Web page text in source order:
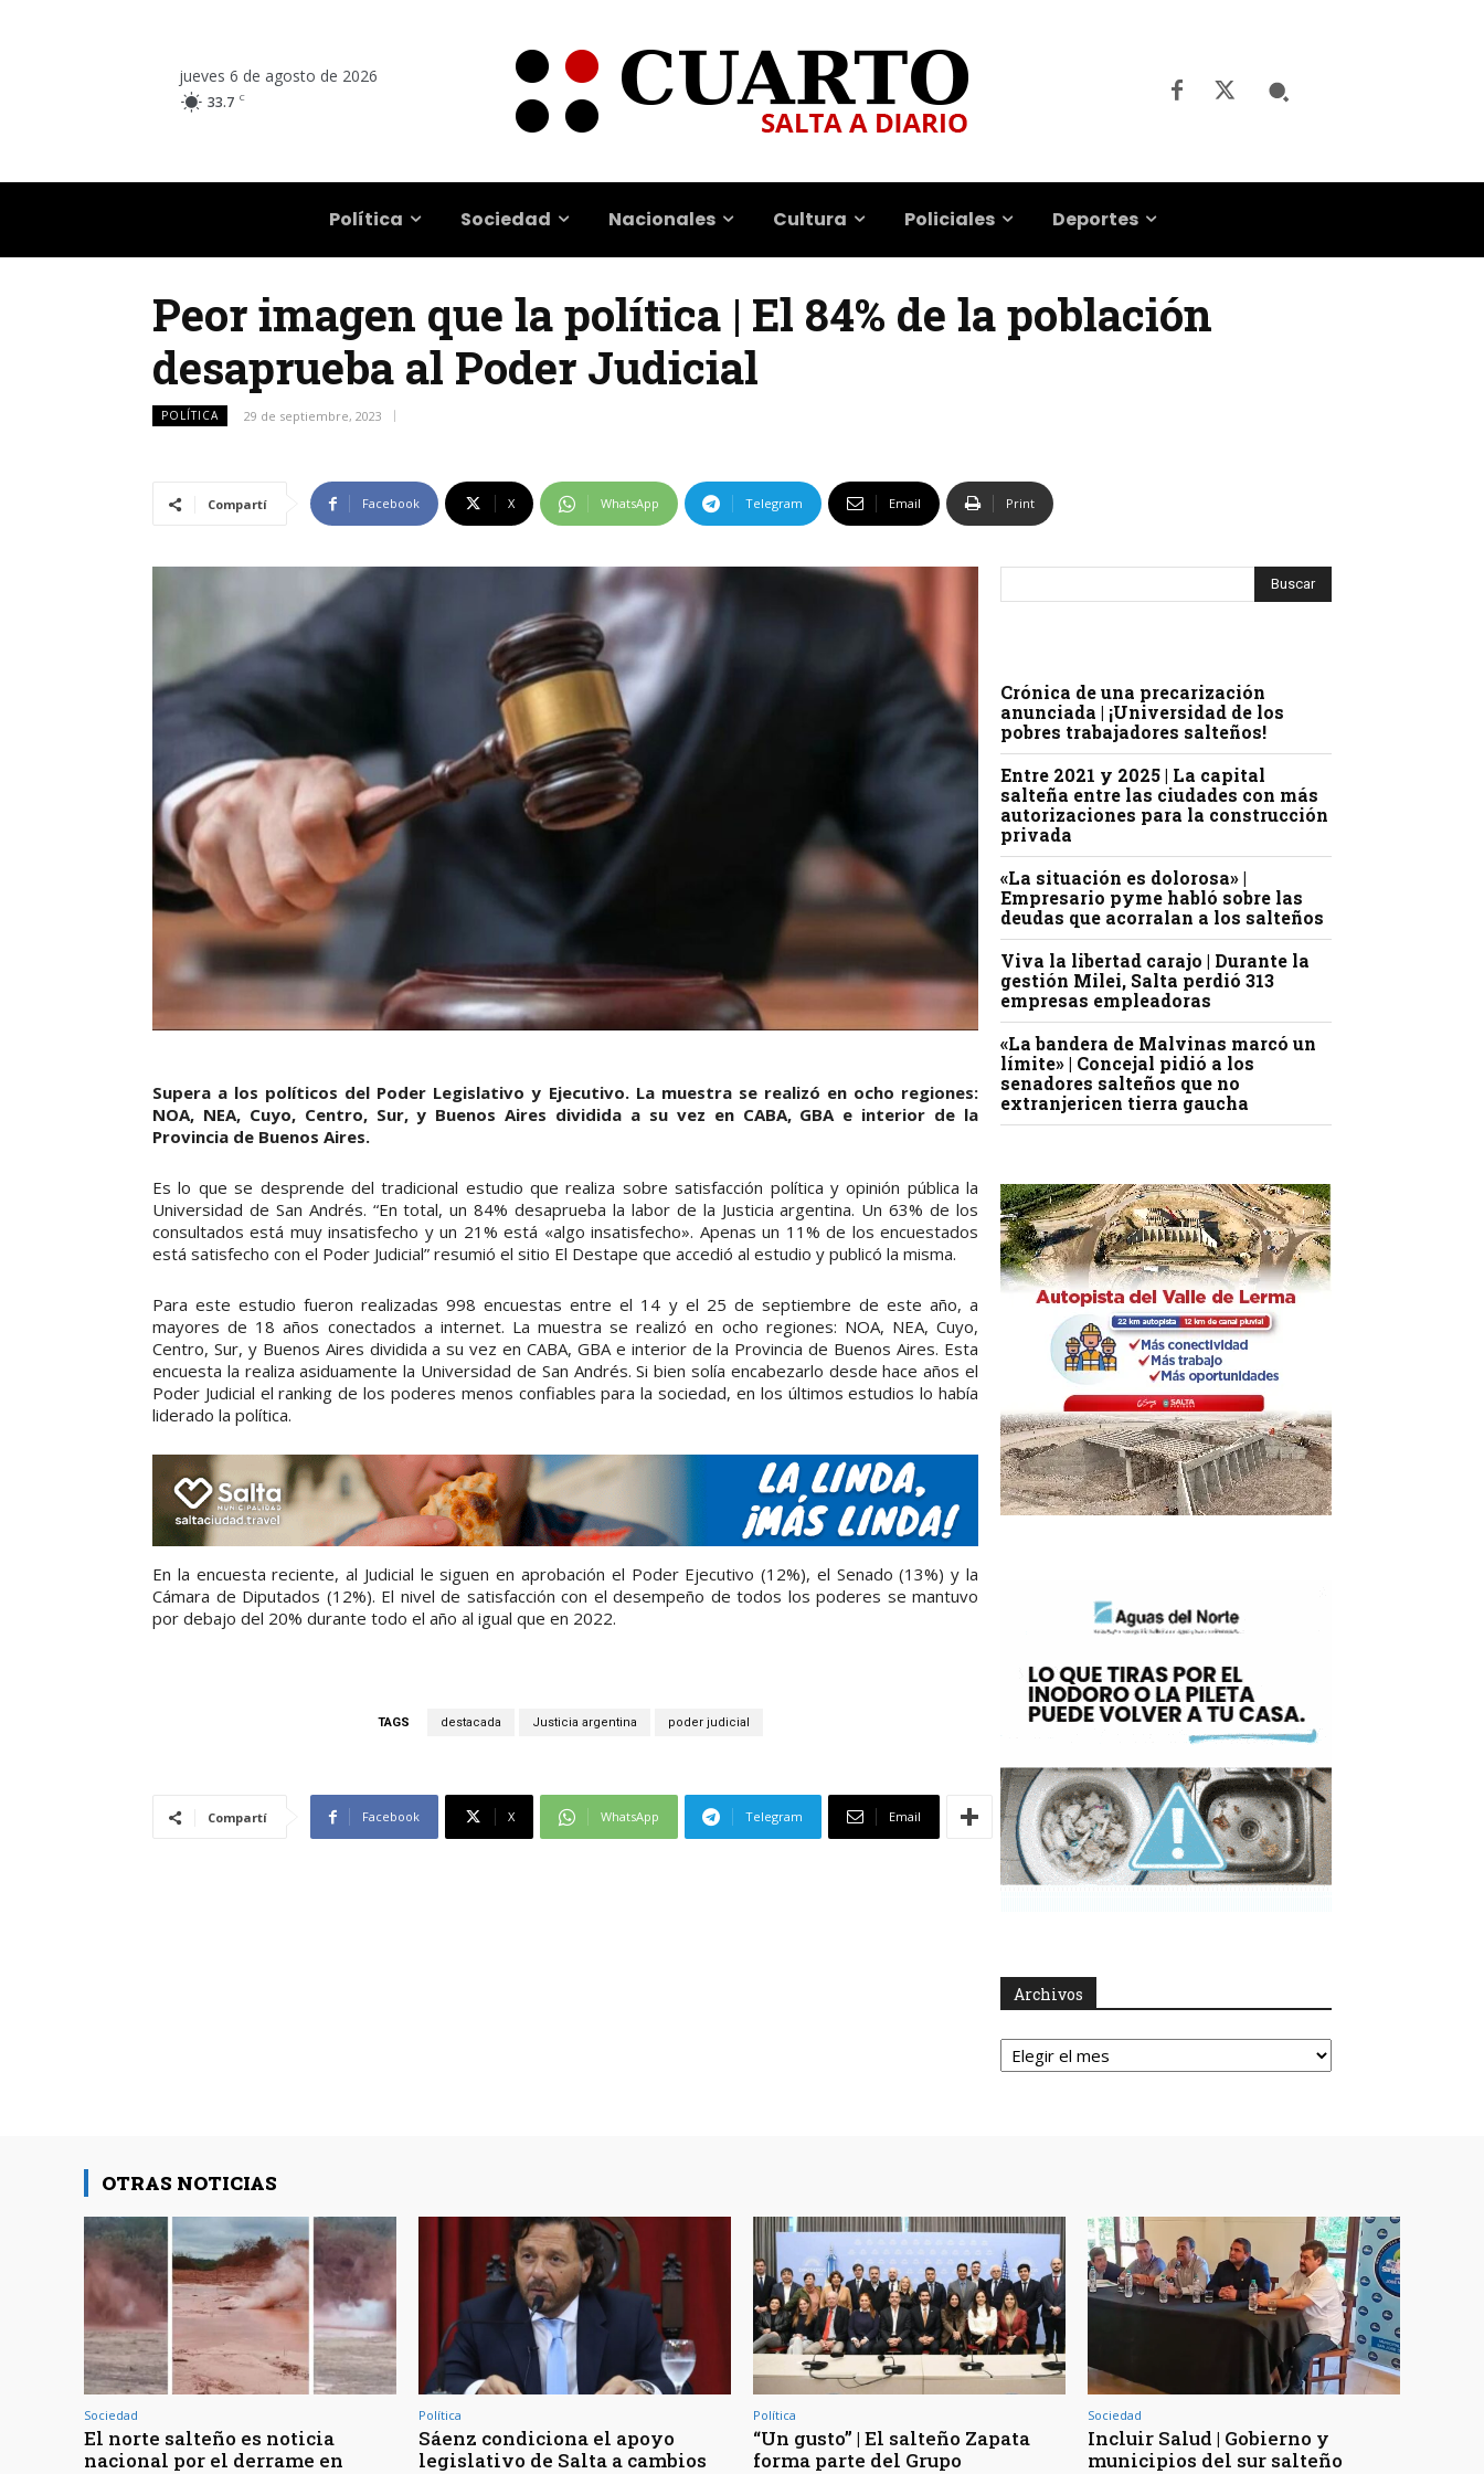
jueves 6 de agosto de 2026
33.7 C
Política Sociedad Nacionales Cultura Policiales Deportes
Peor imagen que la política | El 84% de la población
desaprueba al Poder Judicial
POLÍTICA 29 de septiembre, 2023
Compartí Facebook X WhatsApp Telegram Email Print
Supera a los políticos del Poder Legislativo y Ejecutivo. La muestra se realizó en ocho regiones:
NOA, NEA, Cuyo, Centro, Sur, y Buenos Aires dividida a su vez en CABA, GBA e interior de la
Provincia de Buenos Aires.
Es lo que se desprende del tradicional estudio que realiza sobre satisfacción política y opinión pública la
Universidad de San Andrés. “En total, un 84% desaprueba la labor de la Justicia argentina. Un 63% de los
consultados está muy insatisfecho y un 21% está «algo insatisfecho». Apenas un 11% de los encuestados
está satisfecho con el Poder Judicial” resumió el sitio El Destape que accedió al estudio y publicó la misma.
Para este estudio fueron realizadas 998 encuestas entre el 14 y el 25 de septiembre de este año, a
mayores de 18 años conectados a internet. La muestra se realizó en ocho regiones: NOA, NEA, Cuyo,
Centro, Sur, y Buenos Aires dividida a su vez en CABA, GBA e interior de la Provincia de Buenos Aires. Esta
encuesta la realiza asiduamente la Universidad de San Andrés. Si bien solía encabezarlo desde hace años el
Poder Judicial el ranking de los poderes menos confiables para la sociedad, en los últimos estudios lo había
liderado la política.
En la encuesta reciente, al Judicial le siguen en aprobación el Poder Ejecutivo (12%), el Senado (13%) y la
Cámara de Diputados (12%). El nivel de satisfacción con el desempeño de todos los poderes se mantuvo
por debajo del 20% durante todo el año al igual que en 2022.
TAGS destacada Justicia argentina poder judicial
Compartí Facebook X WhatsApp Telegram Email
Crónica de una precarización
anunciada | ¡Universidad de los
pobres trabajadores salteños!
Entre 2021 y 2025 | La capital
salteña entre las ciudades con más
autorizaciones para la construcción
privada
«La situación es dolorosa» |
Empresario pyme habló sobre las
deudas que acorralan a los salteños
Viva la libertad carajo | Durante la
gestión Milei, Salta perdió 313
empresas empleadoras
«La bandera de Malvinas marcó un
límite» | Concejal pidió a los
senadores salteños que no
extranjericen tierra gaucha
Archivos
Archivos
OTRAS NOTICIAS
Sociedad
El norte salteño es noticia
nacional por el derrame en
Política
Sáenz condiciona el apoyo
legislativo de Salta a cambios
Política
“Un gusto” | El salteño Zapata
forma parte del Grupo
Sociedad
Incluir Salud | Gobierno y
municipios del sur salteño